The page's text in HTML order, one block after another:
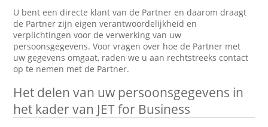
U bent een directe klant van de Partner en daarom draagt
de Partner zijn eigen verantwoordelijkheid en
verplichtingen voor de verwerking van uw
persoonsgegevens. Voor vragen over hoe de Partner met
uw gegevens omgaat, raden we u aan rechtstreeks contact
op te nemen met de Partner.
Het delen van uw persoonsgegevens in
het kader van JET for Business